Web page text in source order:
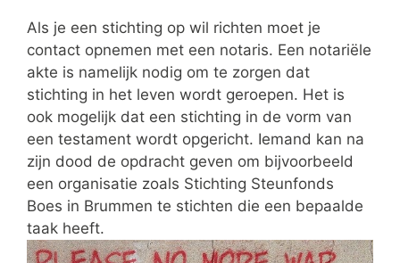
Als je een stichting op wil richten moet je
contact opnemen met een notaris. Een notariële
akte is namelijk nodig om te zorgen dat
stichting in het leven wordt geroepen. Het is
ook mogelijk dat een stichting in de vorm van
een testament wordt opgericht. Iemand kan na
zijn dood de opdracht geven om bijvoorbeeld
een organisatie zoals Stichting Steunfonds
Boes in Brummen te stichten die een bepaalde
taak heeft.